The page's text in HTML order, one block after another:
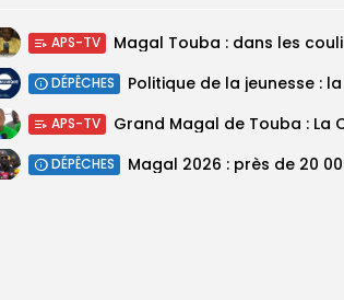
APS-TV
DÉPÊCHES
APS-TV
DÉPÊCHES